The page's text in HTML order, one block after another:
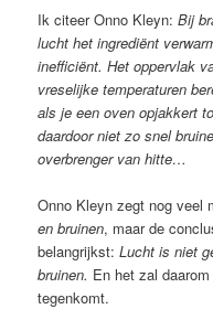
Ik citeer Onno Kleyn:Bij
lucht het ingrediënt
inefficiënt. Het oppervlak
vreselijke temperaturen
als je een oven opjakkert
daardoor niet zo snel
overbrenger van hitte…
Onno Kleyn zegt nog veel
en bruinen, maar de
belangrijkst:Lucht is niet
bruinen. En het zal
tegenkomt.